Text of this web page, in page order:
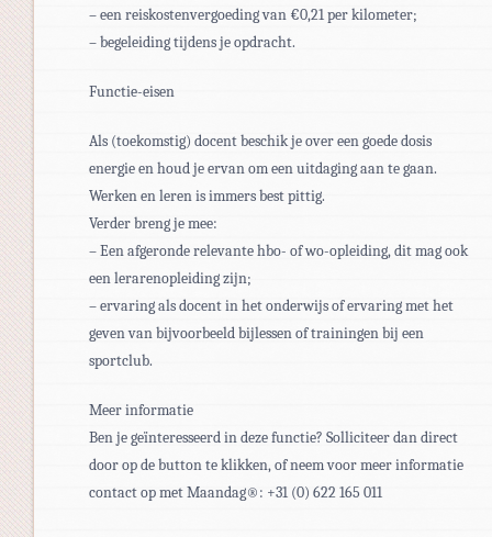
– een reiskostenvergoeding van €0,21 per kilometer;
– begeleiding tijdens je opdracht.
Functie-eisen
Als (toekomstig) docent beschik je over een goede dosis
energie en houd je ervan om een uitdaging aan te gaan.
Werken en leren is immers best pittig.
Verder breng je mee:
– Een afgeronde relevante hbo- of wo-opleiding, dit mag ook
een lerarenopleiding zijn;
– ervaring als docent in het onderwijs of ervaring met het
geven van bijvoorbeeld bijlessen of trainingen bij een
sportclub.
Meer informatie
Ben je geïnteresseerd in deze functie? Solliciteer dan direct
door op de button te klikken, of neem voor meer informatie
contact op met Maandag®: +31 (0) 622 165 011